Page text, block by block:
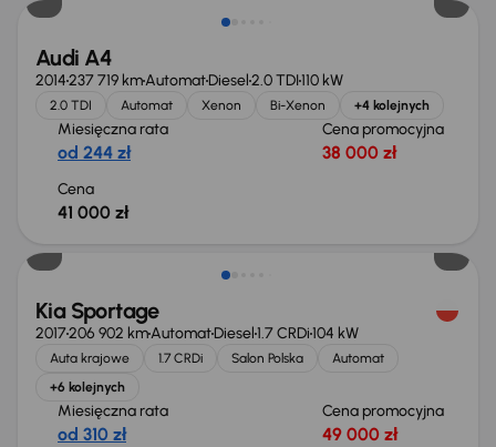
Audi A4
2014237 719 kmAutomatDiesel2.0 TDI110 kW
2.0 TDI Automat Xenon Bi-Xenon +4 kolejnych
Miesięczna rata
od 244 zł
Cena promocyjna
38 000 zł
Cena
41 000 zł
Kia Sportage
2017206 902 kmAutomatDiesel1.7 CRDi104 kW
Auta krajowe 1.7 CRDi Salon Polska
Automat
+6 kolejnych
Miesięczna rata
od 310 zł
Cena promocyjna
49 000 zł